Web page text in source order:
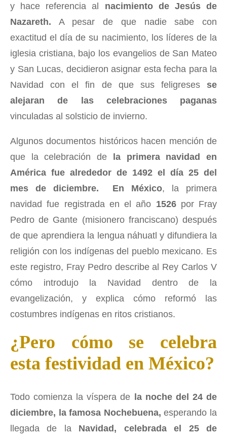
y hace referencia al nacimiento de Jesús de
Nazareth. A pesar de que nadie sabe con
exactitud el día de su nacimiento, los líderes de la
iglesia cristiana, bajo los evangelios de San Mateo
y San Lucas, decidieron asignar esta fecha para la
Navidad con el fin de que sus feligreses se
alejaran de las celebraciones paganas
vinculadas al solsticio de invierno.
Algunos documentos históricos hacen mención de
que la celebración de
la primera navidad en
América fue alrededor de 1492 el día 25 del
mes de diciembre.
En México, la primera
navidad fue registrada en el año 1526por Fray
Pedro de Gante (misionero franciscano) después
de que aprendiera la lengua náhuatl y difundiera la
religión con los indígenas del pueblo mexicano. Es
este registro, Fray Pedro describe al Rey Carlos V
cómo introdujo la Navidad dentro de la
evangelización, y explica cómo reformó las
costumbres indígenas en ritos cristianos.
¿Pero cómo se celebra
esta festividad en México?
Todo comienza la víspera de
la noche del 24 de
diciembre, la famosa Nochebuena, esperando la
llegada de la Navidad, celebrada el 25 de